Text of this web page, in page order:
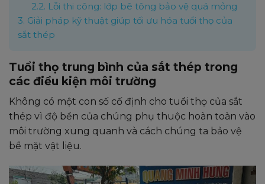
2.2. Lỗi thi công: lớp bê tông bảo vệ quá mỏng
3. Giải pháp kỹ thuật giúp tối ưu hóa tuổi thọ của
sắt thép
Tuổi thọ trung bình của sắt thép trong
các điều kiện môi trường
Không có một con số cố định cho tuổi thọ của sắt
thép vì độ bền của chúng phụ thuộc hoàn toàn vào
môi trường xung quanh và cách chúng ta bảo vệ
bề mặt vật liệu.